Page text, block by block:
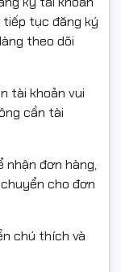
tiếp tục đăng ký
theo dõi
tài khoản vui
cần tài
đơn hàng,
cho đơn
chú thích và